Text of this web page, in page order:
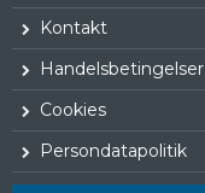
Kontakt
Handelsbetingelser
Cookies
Persondatapolitik